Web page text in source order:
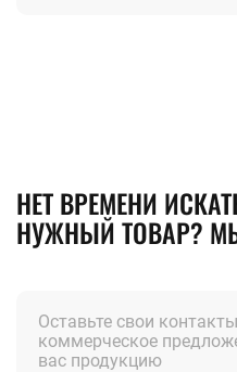
НЕТ ВРЕМЕНИ
НУЖНЫЙ ТОВАР?
Оставьте свои
коммерческое
вас продукцию